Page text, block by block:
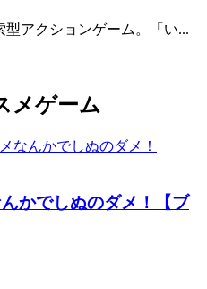
型アクションゲーム。「い...
メゲーム
かでしぬのダメ！【ブ